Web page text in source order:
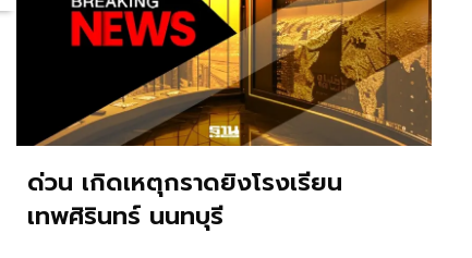
ด่วน เกิดเหตุกราดยิงโรงเรียน
เทพศิรินทร์ นนทบุรี